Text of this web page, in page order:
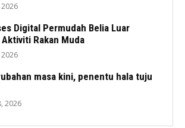
Digital Permudah Belia Luar
Rakan Muda
masa kini, penentu hala tuju
2026